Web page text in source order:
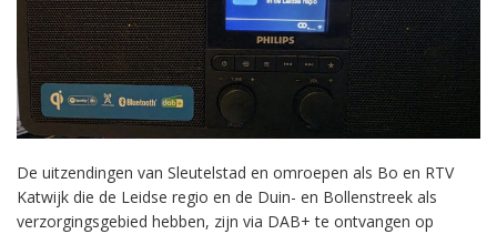
De uitzendingen van Sleutelstad en omroepen als Bo en RTV
Katwijk die de Leidse regio en de Duin- en Bollenstreek als
verzorgingsgebied hebben, zijn via DAB+ te ontvangen op